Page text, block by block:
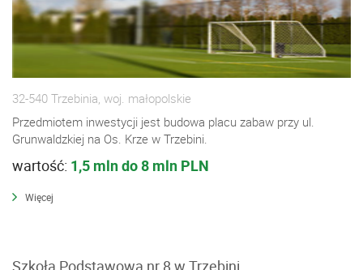
32-540 Trzebinia, woj. małopolskie
Przedmiotem inwestycji jest budowa placu zabaw przy ul.
Grunwaldzkiej na Os. Krze w Trzebini.
wartość: 1,5 mln do 8 mln PLN
Więcej
Szkoła Podstawowa nr 8 w Trzebini